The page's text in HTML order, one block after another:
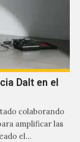
Dalt en el
colaborando
amplificar las
el…